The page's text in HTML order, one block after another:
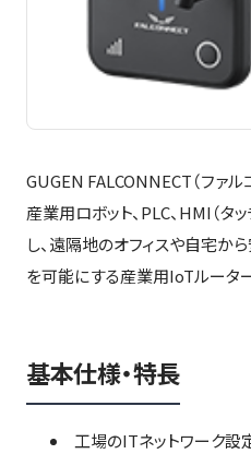
GUGEN FALCONNECT（ファル
産業用ロボット、PLC、HMI（
し、遠隔地のオフィスや自宅か
を可能にする産業用IoTルータ
基本仕様・特長
工場のITネットワーク